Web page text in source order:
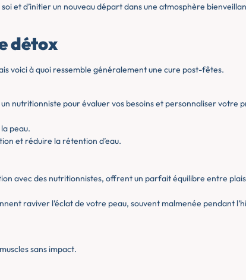
et d’initier un nouveau départ dans une atmosphère
détox
voici à quoi ressemble généralement une cure post-fêtes.
nutritionniste pour évaluer vos besoins et personnaliser votre
peau.
et réduire la rétention d’eau.
avec des nutritionnistes, offrent un parfait équilibre entre
raviver l’éclat de votre peau, souvent malmenée pendant
sans impact.